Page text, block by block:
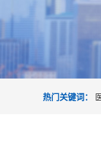
热门关键词：